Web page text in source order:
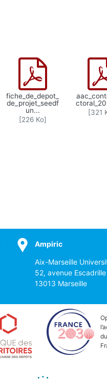
fiche_de_depot_
de_projet_seedf
un...
[226 Ko]
[321
Ampiric
Aix-Marseille
52, avenue
13013 Marseille